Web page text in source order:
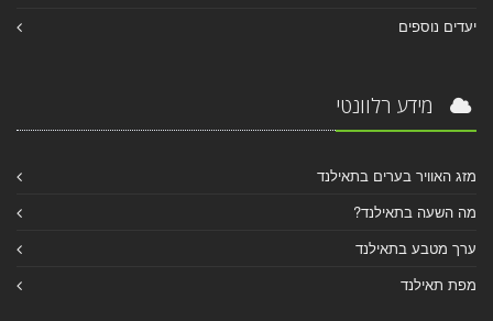
יעדים נוספים
מידע רלוונטי
מזג האוויר בערים בתאילנד
מה השעה בתאילנד?
ערך מטבע בתאילנד
מפת תאילנד